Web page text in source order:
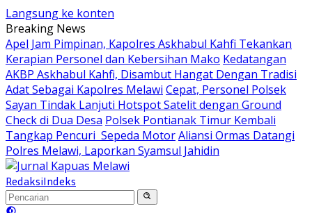
Langsung ke konten
Breaking News
Apel Jam Pimpinan, Kapolres Askhabul Kahfi Tekankan
Kerapian Personel dan Kebersihan Mako Kedatangan
AKBP Askhabul Kahfi, Disambut Hangat Dengan Tradisi
Adat Sebagai Kapolres Melawi Cepat, Personel Polsek
Sayan Tindak Lanjuti Hotspot Satelit dengan Ground
Check di Dua Desa Polsek Pontianak Timur Kembali
Tangkap Pencuri Sepeda MotorAliansi Ormas Datangi
Polres Melawi, Laporkan Syamsul Jahidin
RedaksiIndeks